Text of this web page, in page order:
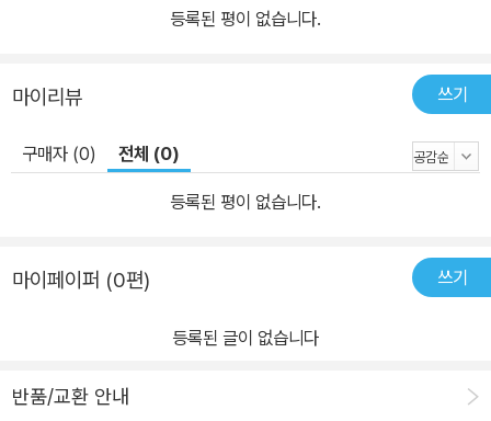
을 대가로 무너진 정신세계가 현현한다. 가해자와 피해자, 모두가 희
이 믿을 수 없는 살인의 시나리오가 실제로 집행되었음을 증언한다.
“민간인 사망 비율/ 1차 대전―10%/ 2차 대전―60%/ 아프간/이라
크 전쟁―90%”(「911, 그리고」), “거기에선 삶도 죽음도 가벼웠다/
(중략) 아우슈비츠 유태인들은 석 달을 넘기지 못하고 쓰러졌다/ 하
루 두 차례 멀건 죽과 열일곱 시간의 노동/ 그걸 견딘 자들도 가스실
술 위에서, 공식 기록으로 남은 역사와 희생자의 절규하는 노랫소리
의 대비는 비극성을 더욱 증폭시킨다. ■ ‘폭력의 스펙터클’에 가려진
진짜 폭력을 고발하는 진실의 목소리 역사는 반복된다. 불행히도 비
한민국[우즈베키스탄] 남쪽[동쪽], 광주[안디잔]의 봄은 참혹했다.
등록된 평이 없습니다.
마이리뷰 쓰기
구매자 (0) 전체 (0)
등록된 평이 없습니다.
마이페이퍼 (0편) 쓰기
등록된 글이 없습니다
반품/교환 안내